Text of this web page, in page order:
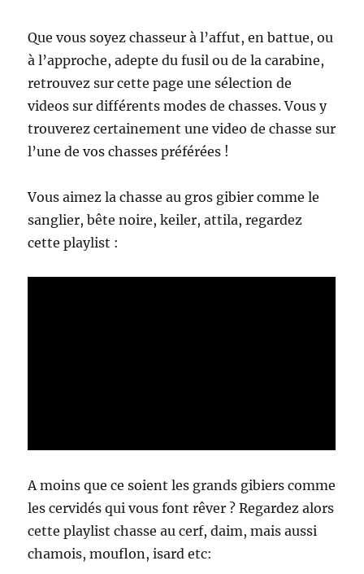
Que vous soyez chasseur à l’affut, en battue, ou
à l’approche, adepte du fusil ou de la carabine,
retrouvez sur cette page une sélection de
videos sur différents modes de chasses. Vous y
trouverez certainement une video de chasse sur
l’une de vos chasses préférées !
Vous aimez la chasse au gros gibier comme le
sanglier, bête noire, keiler, attila, regardez
cette playlist :
A moins que ce soient les grands gibiers comme
les cervidés qui vous font rêver ? Regardez alors
cette playlist chasse au cerf, daim, mais aussi
chamois, mouflon, isard etc: